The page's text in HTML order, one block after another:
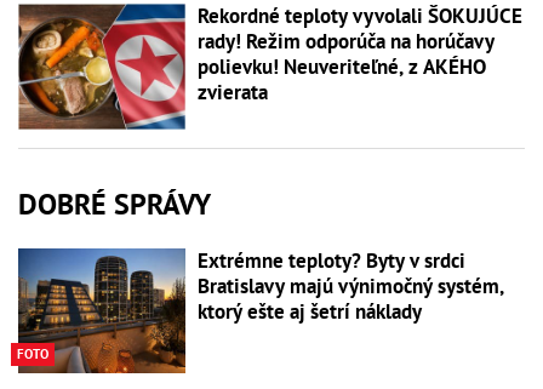
Rekordné teploty vyvolali ŠOKUJÚCE
rady! Režim odporúča na horúčavy
polievku! Neuveriteľné, z AKÉHO
zvierata
DOBRÉ SPRÁVY
FOTO
Extrémne teploty? Byty v srdci
Bratislavy majú výnimočný systém,
ktorý ešte aj šetrí náklady